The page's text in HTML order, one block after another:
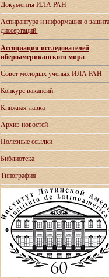
Документы ИЛА РАН
Аспирантура и информация о
диссертаций
Ассоциация исследователей
ибероамериканского мира
Совет молодых ученых ИЛА РАН
Конкурс вакансий
Книжная лавка
Архив новостей
Полезные ссылки
Библиотека
Типография